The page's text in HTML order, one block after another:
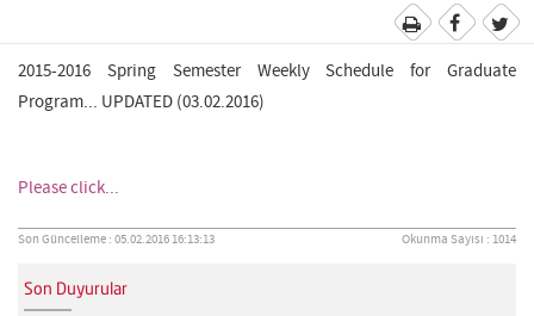
2015-2016 Spring Semester Weekly Schedule for Graduate
Program... UPDATED (03.02.2016)
Please click...
Son Güncelleme : 05.02.2016 16:13:13 Okunma Sayısı : 1014
Son Duyurular